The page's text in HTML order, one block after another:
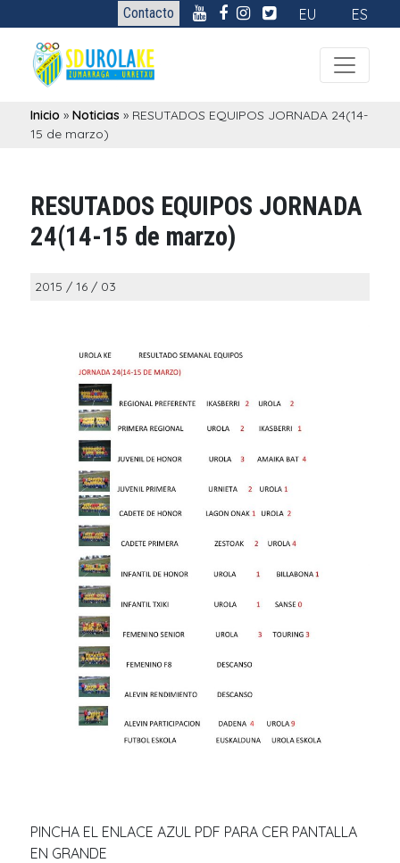
Contacto EU ES
Inicio »Noticias » RESUTADOS EQUIPOS JORNADA 24(14-
15 de marzo)
RESUTADOS EQUIPOS JORNADA
24(14-15 de marzo)
2015 / 16 / 03
PINCHA EL ENLACE AZUL PDF PARA CER PANTALLA
EN GRANDE